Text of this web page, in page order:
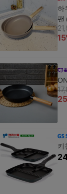
하
팬
15
25
키